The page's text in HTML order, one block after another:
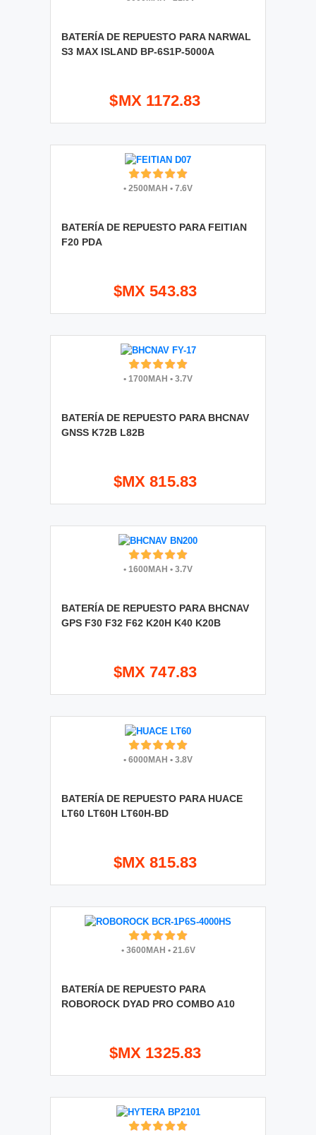
BATERÍA DE REPUESTO PARA NARWAL
S3 MAX ISLAND BP-6S1P-5000A
$MX 1172.83
• 2500MAH • 7.6V
BATERÍA DE REPUESTO PARA FEITIAN
F20 PDA
$MX 543.83
• 1700MAH • 3.7V
BATERÍA DE REPUESTO PARA BHCNAV
GNSS K72B L82B
$MX 815.83
• 1600MAH • 3.7V
BATERÍA DE REPUESTO PARA BHCNAV
GPS F30 F32 F62 K20H K40 K20B
$MX 747.83
• 6000MAH • 3.8V
BATERÍA DE REPUESTO PARA HUACE
LT60 LT60H LT60H-BD
$MX 815.83
•3600MAH •21.6V
BATERÍA DE REPUESTO PARA
ROBOROCK DYAD PRO COMBO A10
$MX 1325.83